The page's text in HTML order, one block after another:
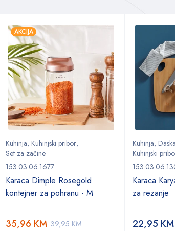
AKCIJA
Kuhinja, Kuhinjski pribor,
Set za začine
153.03.06.1677
Karaca Dimple Rosegold
kontejner za pohranu - M
39,95KM
35,96 KM
Kuhinja,
Kuhinjski
Karaca
za rezanje
22,95 KM